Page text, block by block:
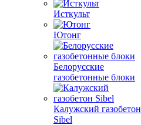
Исткульт
Ютонг
Белорусские
газобетонные блоки
Калужский газобетон
Sibel